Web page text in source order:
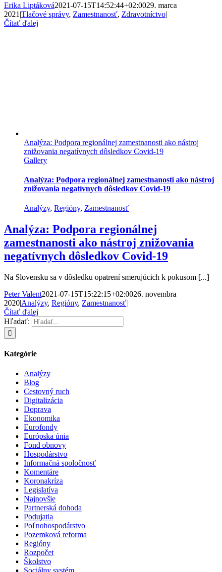
Erika Liptáková2021-07-15T14:52:44+02:0029. marca
2021 |Tlačové správy, Zamestnanosť, Zdravotníctvo|
Čítať ďalej
Analýza: Podpora regionálnej zamestnanosti ako nástroj
znižovania negatívnych dôsledkov Covid-19
Gallery
Analýza: Podpora regionálnej zamestnanosti ako nástroj
znižovania negatívnych dôsledkov Covid-19
Analýzy, Regióny, Zamestnanosť
Analýza: Podpora regionálnej
zamestnanosti ako nástroj znižovania
negatívnych dôsledkov Covid-19
Na Slovensku sa v dôsledku opatrení smerujúcich k pokusom [...]
Peter Valent2021-07-15T15:22:15+02:0026. novembra
2020|Analýzy, Regióny, Zamestnanosť|
Čítať ďalej
Hľadať:
Kategórie
Analýzy
Blog
Cestovný ruch
Digitalizácia
Doprava
Ekonomika
Eurofondy
Európska únia
Fond obnovy
Hospodárstvo
Informačná spoločnosť
Komentáre
Koronakríza
Legislatíva
Najnovšie
Partnerská dohoda
Podujatia
Poľnohospodárstvo
Pozemková reforma
Regióny
Rozpočet
Školstvo
Sociálny systém